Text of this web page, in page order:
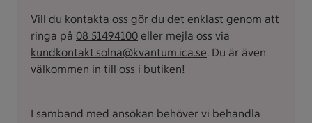
Vill du kontakta oss gör du det enklast genom att
ringa på 08 51494100 eller mejla oss via
kundkontakt.solna@kvantum.ica.se. Du är även
välkommen in till oss i butiken!
I samband med ansökan behöver vi behandla